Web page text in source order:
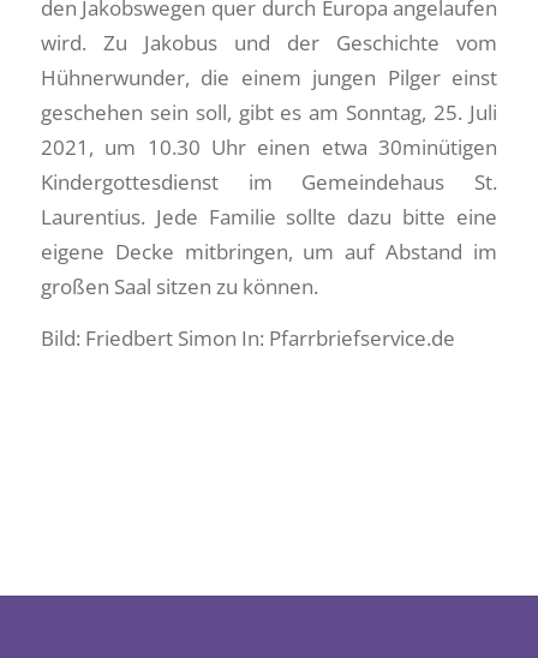
den Jakobswegen quer durch Europa angelaufen
wird. Zu Jakobus und der Geschichte vom
Hühnerwunder, die einem jungen Pilger einst
geschehen sein soll, gibt es am Sonntag, 25. Juli
2021, um 10.30 Uhr einen etwa 30minütigen
Kindergottesdienst im Gemeindehaus St.
Laurentius. Jede Familie sollte dazu bitte eine
eigene Decke mitbringen, um auf Abstand im
großen Saal sitzen zu können.
Bild: Friedbert Simon In: Pfarrbriefservice.de